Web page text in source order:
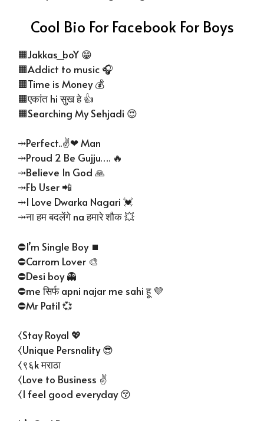
Cool Bio For Facebook For Boys
🟧Jakkas_boY 😁
🟧Addict to music 🎧
🟧Time is Money 💰
🟧एकांत hi सुख हे 👍
🟧Searching My Sehjadi 😍
⤞Perfect..✌❤ Man
⤞Proud 2 Be Gujju…. 🔥
⤞Believe In God 🙏
⤞Fb User 📲
⤞I Love Dwarka Nagari 💓
⤞ना हम बदलेंगे na हमारे शौक 💥
⛔I’m Single Boy ⏹️
⛔Carrom Lover 🎨
⛔Desi boy 👻
⛔me सिर्फ apni najar me sahi हू 💜
⛔Mr Patil 💞
⧼Stay Royal 💖
⧼Unique Persnality 😎
⧼९६k मराठा
⧼Love to Business ✌️
⧼I feel good everyday 😚